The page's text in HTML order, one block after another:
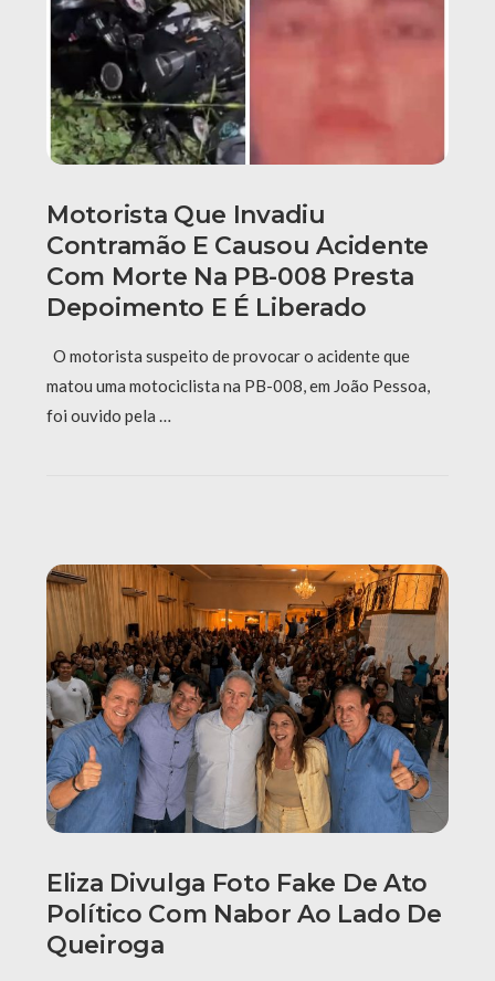
Motorista Que Invadiu
Contramão E Causou Acidente
Com Morte Na PB-008 Presta
Depoimento E É Liberado
O motorista suspeito de provocar o acidente que
matou uma motociclista na PB-008, em João Pessoa,
foi ouvido pela …
Eliza Divulga Foto Fake De Ato
Político Com Nabor Ao Lado De
Queiroga